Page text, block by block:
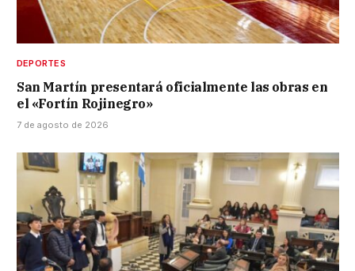
DEPORTES
San Martín presentará oficialmente las obras en
el «Fortín Rojinegro»
7 de agosto de 2026